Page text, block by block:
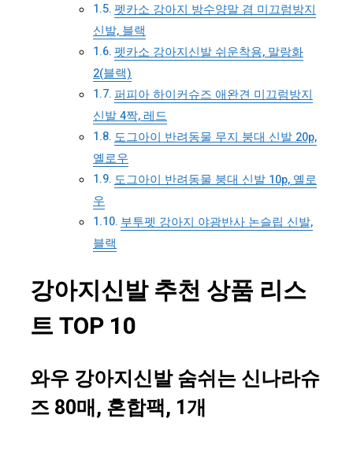
펫카소 강아지 방수양말 겸 미끄럼방지
신발, 블랙
펫카소 강아지신발 쉬운착용, 말랑화
2(블랙)
퍼피아 하이커슈즈 애완견 미끄럼방지
신발 4짝, 레드
도그아이 반려동물 무지 붕대 신발 20p,
옐로우
도그아이 반려동물 붕대 신발 10p, 옐로
우
부투펫 강아지 야광반사 논슬립 신발,
블랙
강아지신발 추천 상품 리스
트 TOP 10
와우 강아지신발 숨쉬는 신나라슈
즈 80매, 혼합팩, 1개